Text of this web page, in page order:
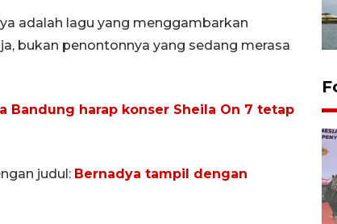
adalah lagu yang menggambarkan
bukan penontonnya yang sedang merasa
Bandung harap konser Sheila On 7 tetap
judul: Bernadya tampil dengan